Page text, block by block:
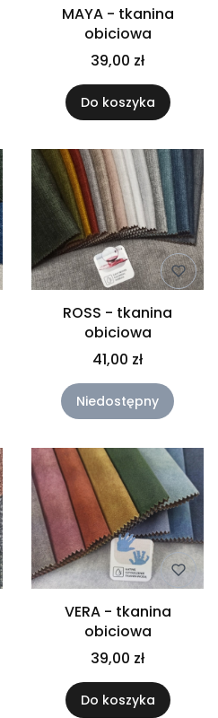
MAYA - tkanina
obiciowa
39,00 zł
Do koszyka
ROSS - tkanina
obiciowa
41,00 zł
Niedostępny
VERA - tkanina
obiciowa
39,00 zł
Do koszyka